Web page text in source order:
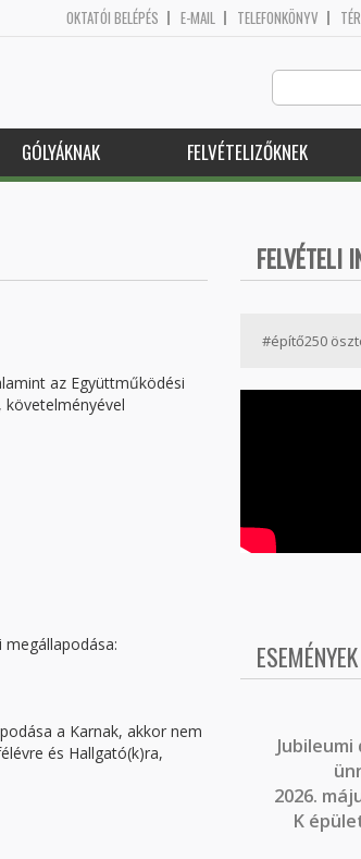
OKTATÓI BELÉPÉS E-MAIL TELEFONKÖNYV
GÓLYÁKNAK FELVÉTELIZŐKNEK
az Együttműködési
a Karnak, akkor nem
és Hallgató(k)ra,
FELVÉTELI
#építő250
ESEMÉNYEK
Jubileumi
2026.
K